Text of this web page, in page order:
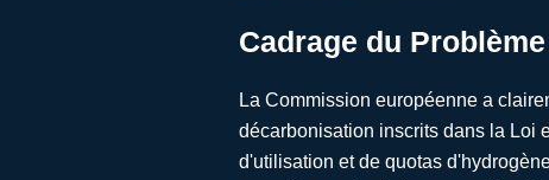
Cadrage du Problème
La Commission européenne a
décarbonisation inscrits dans la Loi
d'utilisation et de quotas